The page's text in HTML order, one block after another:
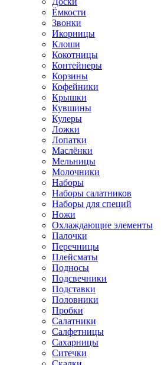
Ёмкости
Звонки
Икорницы
Клоши
Кокотницы
Контейнеры
Корзины
Кофейники
Крышки
Кувшины
Кулеры
Ложки
Лопатки
Маслёнки
Мельницы
Молочники
Наборы
Наборы салатников
Наборы для специй
Ножи
Охлаждающие элементы
Палочки
Перечницы
Плейсматы
Подносы
Подсвечники
Подставки
Половники
Пробки
Салатники
Салфетницы
Сахарницы
Ситечки